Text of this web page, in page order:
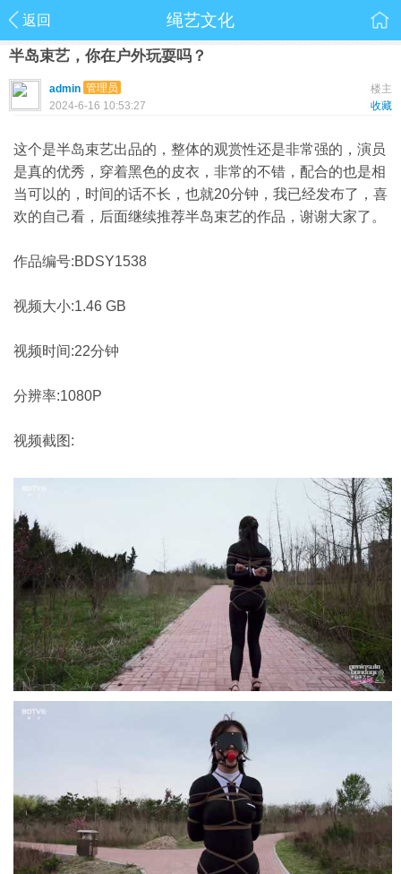
返回 绳艺文化
半岛束艺，你在户外玩耍吗？
楼主
admin 管理员
收藏
2024-6-16 10:53:27
这个是半岛束艺出品的，整体的观赏性还是非常强的，演员
是真的优秀，穿着黑色的皮衣，非常的不错，配合的也是相
当可以的，时间的话不长，也就20分钟，我已经发布了，喜
欢的自己看，后面继续推荐半岛束艺的作品，谢谢大家了。
作品编号:BDSY1538
视频大小:1.46 GB
视频时间:22分钟
分辨率:1080P
视频截图: